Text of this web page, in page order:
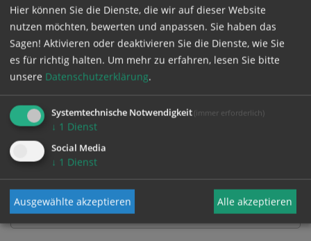
GESCHÜTZTER BEREICH
Bitte melden Sie sich mit Ihrem Benutzernamen
und Passwort an.
Benutzername
Passwort
Hier können Sie die Dienste, die wir auf dieser Website
nutzen möchten, bewerten und anpassen. Sie haben das
Sagen! Aktivieren oder deaktivieren Sie die Dienste, wie Sie
es für richtig halten. Um mehr zu erfahren, lesen Sie bitte
unsere Datenschutzerklärung.
Systemtechnische Notwendigkeit (immer erforderlich)
↓ 1 Dienst
Social Media
↓ 1 Dienst
Ausgewählte akzeptieren Alle akzeptieren